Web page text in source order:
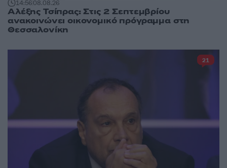
14:5608.08.26
Αλέξης Τσίπρας: Στις 2 Σεπτεμβρίου
ανακοινώνει οικονομικό πρόγραμμα στη
Θεσσαλονίκη
21